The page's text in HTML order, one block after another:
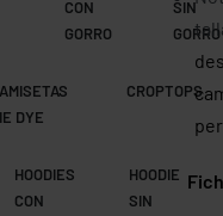
CON
GORRO
SIN
GORRO
DYE
CROPTOPS
HOODIES
CON
HOODIE
SIN
Ficha